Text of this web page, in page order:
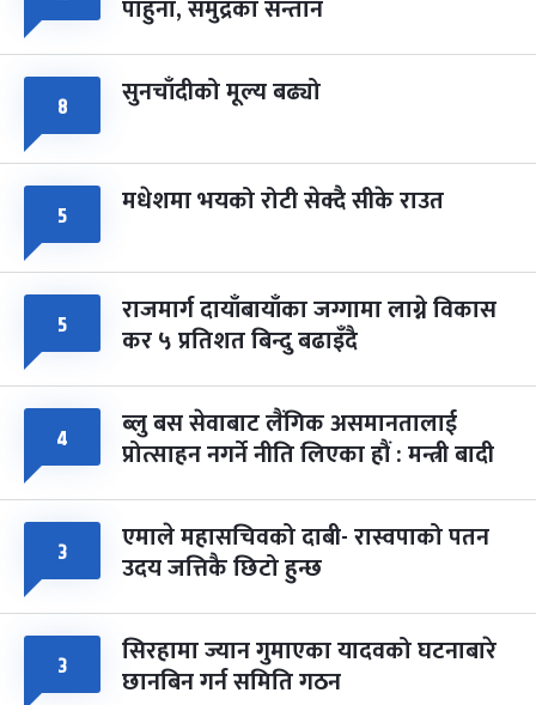
चैत्र ८, २०८३-Mar 22, 2027
पाहुना, समुद्रका सन्तान
८ सुनचाँदीको मूल्य बढ्यो
५ मधेशमा भयको रोटी सेक्दै सीके राउत
५ राजमार्ग दायाँबायाँका जग्गामा लाग्ने विकास
कर ५ प्रतिशत बिन्दु बढाइँदै
४ ब्लु बस सेवाबाट लैंगिक असमानतालाई
प्रोत्साहन नगर्ने नीति लिएका हौं : मन्त्री बादी
३ एमाले महासचिवको दाबी- रास्वपाको पतन
उदय जत्तिकै छिटो हुन्छ
३ सिरहामा ज्यान गुमाएका यादवको घटनाबारे
छानबिन गर्न समिति गठन